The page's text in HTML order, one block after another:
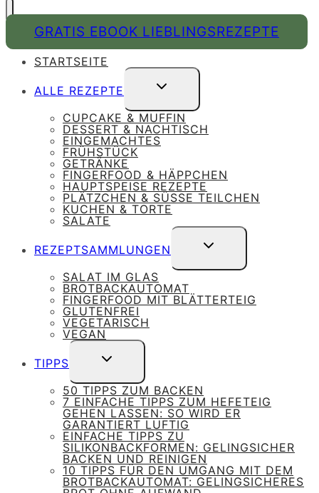
GRATIS EBOOK LIEBLINGSREZEPTE
STARTSEITE
ALLE REZEPTE
UNTERMENÜ
UMSCHALTEN
CUPCAKE & MUFFIN
DESSERT & NACHTISCH
EINGEMACHTES
FRÜHSTÜCK
GETRÄNKE
FINGERFOOD & HÄPPCHEN
HAUPTSPEISE REZEPTE
PLÄTZCHEN & SÜSSE TEILCHEN
KUCHEN & TORTE
SALATE
REZEPTSAMMLUNGEN
UNTERMENÜ
UMSCHALTEN
SALAT IM GLAS
BROTBACKAUTOMAT
FINGERFOOD MIT BLÄTTERTEIG
GLUTENFREI
VEGETARISCH
VEGAN
TIPPS
UNTERMENÜ
UMSCHALTEN
50 TIPPS ZUM BACKEN
7 EINFACHE TIPPS ZUM HEFETEIG
GEHEN LASSEN: SO WIRD ER
GARANTIERT LUFTIG
EINFACHE TIPPS ZU
SILIKONBACKFORMEN: GELINGSICHER
BACKEN UND REINIGEN
10 TIPPS FÜR DEN UMGANG MIT DEM
BROTBACKAUTOMAT: GELINGSICHERES